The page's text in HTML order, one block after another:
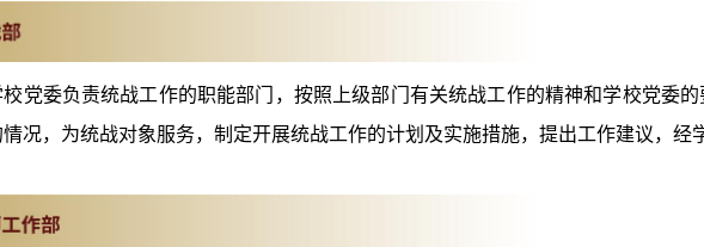
校党委负责统战工作的职能部门，按照上级部门有关统战工作的精神和学校党委
况，为统战对象服务，制定开展统战工作的计划及实施措施，提出工作建议，经